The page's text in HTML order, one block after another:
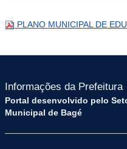
PLANO MUNICIPAL DE
Informações da Prefeitura
Portal desenvolvido pelo
Municipal de Bagé